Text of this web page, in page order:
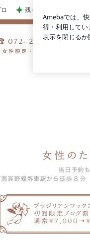
てのブラジリアンワ
残っていたキャベツのお